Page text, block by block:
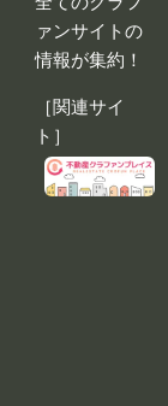
ァンサイトの
情報が集約！
［関連サイ
ト］